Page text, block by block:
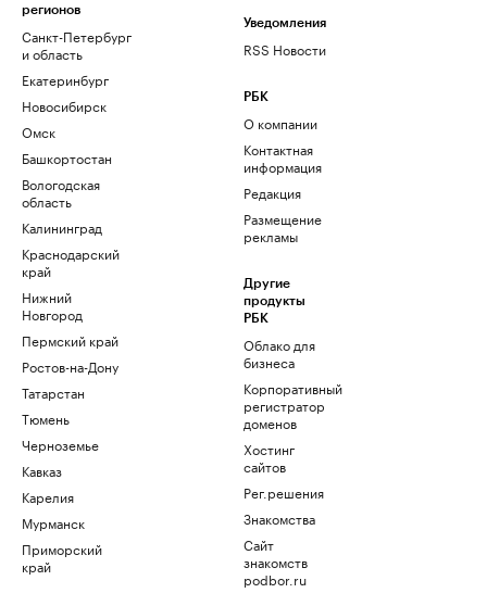
регионов
Санкт-Петербург
и область
Екатеринбург
Новосибирск
Омск
Башкортостан
Вологодская
область
Калининград
Краснодарский
край
Нижний
Новгород
Пермский край
Ростов-на-Дону
Татарстан
Тюмень
Черноземье
Кавказ
Карелия
Мурманск
Приморский
край
Уведомления
RSS Новости
РБК
О компании
Контактная
информация
Редакция
Размещение
рекламы
Другие
продукты
РБК
Облако для
бизнеса
Корпоративный
регистратор
доменов
Хостинг
сайтов
Рег.решения
Знакомства
Сайт
знакомств
podbor.ru